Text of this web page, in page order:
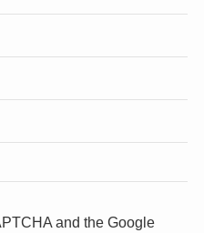
and the Google